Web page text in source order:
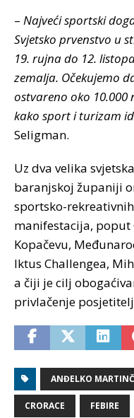
– Najveći sportski
Svjetsko prvenstvo u
19. rujna do 12.
zemalja. Očekujemo
ostvareno oko
kako sport i turizam
Seligman.
Uz dva velika
baranjskoj županiji
sportsko-
manifestacija, poput
Kopačevu,
Iktus Challengea,
a čiji je cilj
privlačenje
ANĐELKO
CRORACE FEBIRE